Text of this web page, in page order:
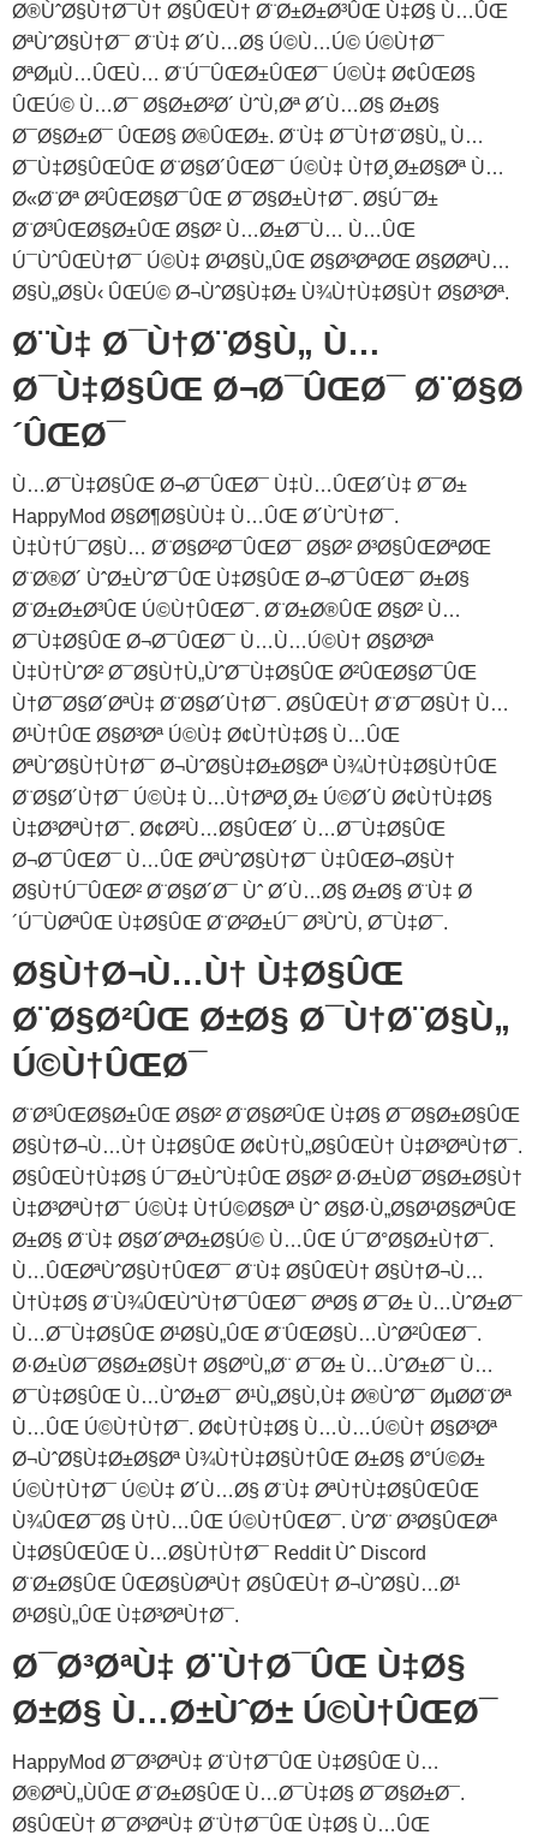
Ø®ÙˆØ§Ù†Ø¯Ù† Ø§ÛŒÙ† Ø¨Ø±Ø±Ø³ÛŒ Ù‡Ø§ Ù…ÛŒ
ØªÙˆØ§Ù†Ø¯ Ø¨Ù‡ Ø´Ù…Ø§ Ú©Ù…Ú© Ú©Ù†Ø¯
ØªØµÙ…ÛŒÙ… Ø¨Ú¯ÛŒØ±ÛŒØ¯ Ú©Ù‡ Ø¢ÛŒØ§
ÛŒÚ© Ù…Ø¯ Ø§Ø±Ø²Ø´ ÙˆÙ‚Øª Ø´Ù…Ø§ Ø±Ø§
Ø¯Ø§Ø±Ø¯ ÛŒØ§ Ø®ÛŒØ±. Ø¨Ù‡ Ø¯Ù†Ø¨Ø§Ù„ Ù…
Ø¯Ù‡Ø§ÛŒÛŒ Ø¨Ø§Ø´ÛŒØ¯ Ú©Ù‡ Ù†Ø¸Ø±Ø§Øª Ù…
Ø«Ø¨Øª Ø²ÛŒØ§Ø¯ÛŒ Ø¯Ø§Ø±Ù†Ø¯. Ø§Ú¯Ø±
Ø¨Ø³ÛŒØ§Ø±ÛŒ Ø§Ø² Ù…Ø±Ø¯Ù… Ù…ÛŒ
Ú¯ÙˆÛŒÙ†Ø¯ Ú©Ù‡ Ø¹Ø§Ù„ÛŒ Ø§Ø³ØªØŒ Ø§Ø­ØªÙ…
Ø§Ù„Ø§Ù‹ ÛŒÚ© Ø¬ÙˆØ§Ù‡Ø± Ù¾Ù†Ù‡Ø§Ù† Ø§Ø³Øª.
Ø¨Ù‡ Ø¯Ù†Ø¨Ø§Ù„ Ù…
Ø¯Ù‡Ø§ÛŒ Ø¬Ø¯ÛŒØ¯ Ø¨Ø§Ø
´ÛŒØ¯
Ù…Ø¯Ù‡Ø§ÛŒ Ø¬Ø¯ÛŒØ¯ Ù‡Ù…ÛŒØ´Ù‡ Ø¯Ø±
HappyMod Ø§Ø¶Ø§ÙÙ‡ Ù…ÛŒ Ø´ÙˆÙ†Ø¯.
Ù‡Ù†Ú¯Ø§Ù… Ø¨Ø§Ø²Ø¯ÛŒØ¯ Ø§Ø² Ø³Ø§ÛŒØªØŒ
Ø¨Ø®Ø´ ÙˆØ±ÙˆØ¯ÛŒ Ù‡Ø§ÛŒ Ø¬Ø¯ÛŒØ¯ Ø±Ø§
Ø¨Ø±Ø±Ø³ÛŒ Ú©Ù†ÛŒØ¯. Ø¨Ø±Ø®ÛŒ Ø§Ø² Ù…
Ø¯Ù‡Ø§ÛŒ Ø¬Ø¯ÛŒØ¯ Ù…Ù…Ú©Ù† Ø§Ø³Øª
Ù‡Ù†ÙˆØ² Ø¯Ø§Ù†Ù„ÙˆØ¯Ù‡Ø§ÛŒ Ø²ÛŒØ§Ø¯ÛŒ
Ù†Ø¯Ø§Ø´ØªÙ‡ Ø¨Ø§Ø´Ù†Ø¯. Ø§ÛŒÙ† Ø¨Ø¯Ø§Ù† Ù…
Ø¹Ù†ÛŒ Ø§Ø³Øª Ú©Ù‡ Ø¢Ù†Ù‡Ø§ Ù…ÛŒ
ØªÙˆØ§Ù†Ù†Ø¯ Ø¬ÙˆØ§Ù‡Ø±Ø§Øª Ù¾Ù†Ù‡Ø§Ù†ÛŒ
Ø¨Ø§Ø´Ù†Ø¯ Ú©Ù‡ Ù…Ù†ØªØ¸Ø± Ú©Ø´Ù Ø¢Ù†Ù‡Ø§
Ù‡Ø³ØªÙ†Ø¯. Ø¢Ø²Ù…Ø§ÛŒØ´ Ù…Ø¯Ù‡Ø§ÛŒ
Ø¬Ø¯ÛŒØ¯ Ù…ÛŒ ØªÙˆØ§Ù†Ø¯ Ù‡ÛŒØ¬Ø§Ù†
Ø§Ù†Ú¯ÛŒØ² Ø¨Ø§Ø´Ø¯ Ùˆ Ø´Ù…Ø§ Ø±Ø§ Ø¨Ù‡ Ø
´Ú¯ÙØªÛŒ Ù‡Ø§ÛŒ Ø¨Ø²Ø±Ú¯ Ø³ÙˆÙ‚ Ø¯Ù‡Ø¯.
Ø§Ù†Ø¬Ù…Ù† Ù‡Ø§ÛŒ
Ø¨Ø§Ø²ÛŒ Ø±Ø§ Ø¯Ù†Ø¨Ø§Ù„
Ú©Ù†ÛŒØ¯
Ø¨Ø³ÛŒØ§Ø±ÛŒ Ø§Ø² Ø¨Ø§Ø²ÛŒ Ù‡Ø§ Ø¯Ø§Ø±Ø§ÛŒ
Ø§Ù†Ø¬Ù…Ù† Ù‡Ø§ÛŒ Ø¢Ù†Ù„Ø§ÛŒÙ† Ù‡Ø³ØªÙ†Ø¯.
Ø§ÛŒÙ†Ù‡Ø§ Ú¯Ø±ÙˆÙ‡ÛŒ Ø§Ø² Ø·Ø±ÙØ¯Ø§Ø±Ø§Ù†
Ù‡Ø³ØªÙ†Ø¯ Ú©Ù‡ Ù†Ú©Ø§Øª Ùˆ Ø§Ø·Ù„Ø§Ø¹Ø§ØªÛŒ
Ø±Ø§ Ø¨Ù‡ Ø§Ø´ØªØ±Ø§Ú© Ù…ÛŒ Ú¯Ø°Ø§Ø±Ù†Ø¯.
Ù…ÛŒ‌ØªÙˆØ§Ù†ÛŒØ¯ Ø¨Ù‡ Ø§ÛŒÙ† Ø§Ù†Ø¬Ù…
Ù†‌Ù‡Ø§ Ø¨Ù¾ÛŒÙˆÙ†Ø¯ÛŒØ¯ ØªØ§ Ø¯Ø± Ù…ÙˆØ±Ø¯
Ù…Ø¯Ù‡Ø§ÛŒ Ø¹Ø§Ù„ÛŒ Ø¨ÛŒØ§Ù…ÙˆØ²ÛŒØ¯.
Ø·Ø±ÙØ¯Ø§Ø±Ø§Ù† Ø§ØºÙ„Ø¨ Ø¯Ø± Ù…ÙˆØ±Ø¯ Ù…
Ø¯Ù‡Ø§ÛŒ Ù…ÙˆØ±Ø¯ Ø¹Ù„Ø§Ù‚Ù‡ Ø®ÙˆØ¯ ØµØ­Ø¨Øª
Ù…ÛŒ Ú©Ù†Ù†Ø¯. Ø¢Ù†Ù‡Ø§ Ù…Ù…Ú©Ù† Ø§Ø³Øª
Ø¬ÙˆØ§Ù‡Ø±Ø§Øª Ù¾Ù†Ù‡Ø§Ù†ÛŒ Ø±Ø§ Ø°Ú©Ø±
Ú©Ù†Ù†Ø¯ Ú©Ù‡ Ø´Ù…Ø§ Ø¨Ù‡ ØªÙ†Ù‡Ø§ÛŒÛŒ
Ù¾ÛŒØ¯Ø§ Ù†Ù…ÛŒ Ú©Ù†ÛŒØ¯. ÙˆØ¨ Ø³Ø§ÛŒØª
Ù‡Ø§ÛŒÛŒ Ù…Ø§Ù†Ù†Ø¯ Reddit Ùˆ Discord
Ø¨Ø±Ø§ÛŒ ÛŒØ§ÙØªÙ† Ø§ÛŒÙ† Ø¬ÙˆØ§Ù…Ø¹
Ø¹Ø§Ù„ÛŒ Ù‡Ø³ØªÙ†Ø¯.
Ø¯Ø³ØªÙ‡ Ø¨Ù†Ø¯ÛŒ Ù‡Ø§
Ø±Ø§ Ù…Ø±ÙˆØ± Ú©Ù†ÛŒØ¯
HappyMod Ø¯Ø³ØªÙ‡ Ø¨Ù†Ø¯ÛŒ Ù‡Ø§ÛŒ Ù…
Ø®ØªÙ„ÙÛŒ Ø¨Ø±Ø§ÛŒ Ù…Ø¯Ù‡Ø§ Ø¯Ø§Ø±Ø¯.
Ø§ÛŒÙ† Ø¯Ø³ØªÙ‡ Ø¨Ù†Ø¯ÛŒ Ù‡Ø§ Ù…ÛŒ